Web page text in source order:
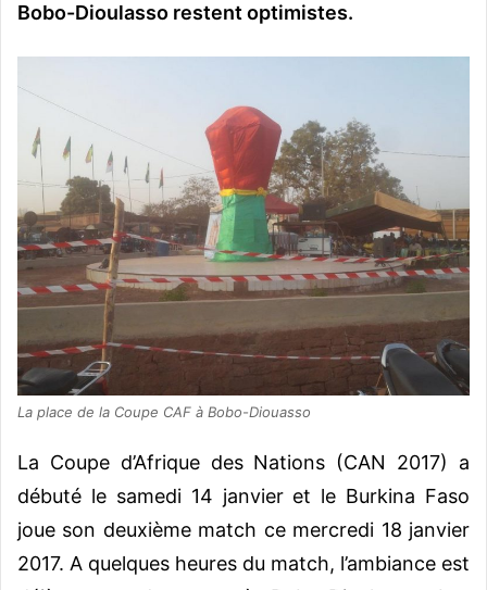
Bobo-Dioulasso restent optimistes.
La place de la Coupe CAF à Bobo-Diouasso
La Coupe d’Afrique des Nations (CAN 2017) a
débuté le samedi 14 janvier et le Burkina Faso
joue son deuxième match ce mercredi 18 janvier
2017. A quelques heures du match, l’ambiance est